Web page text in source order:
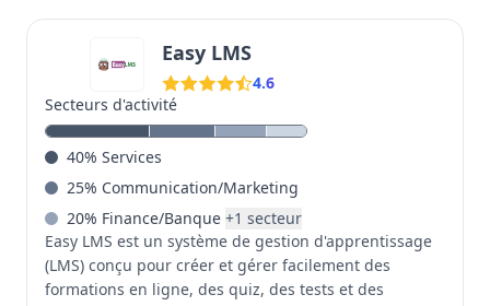
Easy LMS
4.6
Secteurs d'activité
40% Services
25% Communication/Marketing
20% Finance/Banque +1 secteur
Easy LMS est un système de gestion d'apprentissage
(LMS) conçu pour créer et gérer facilement des
formations en ligne, des quiz, des tests et des